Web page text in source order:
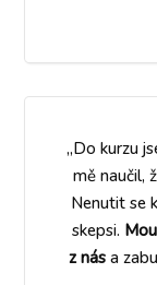
„Do kurzu
mě naučil,
Nenutit se
skepsi.
z nása